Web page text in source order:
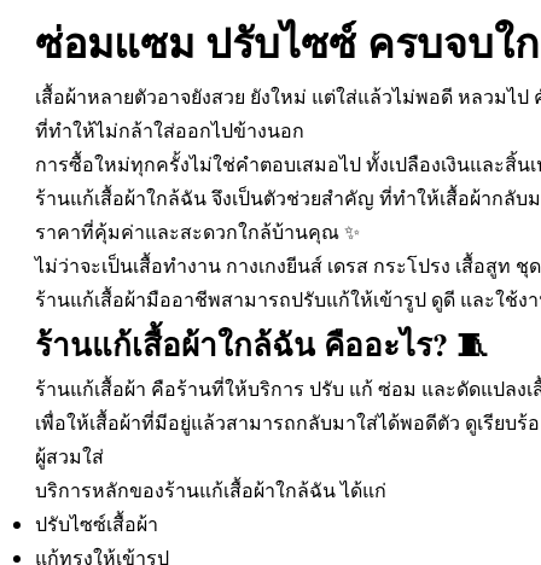
ซ่อมแซม ปรับไซซ์ ครบจบใ
เสื้อผ้าหลายตัวอาจยังสวย ยังใหม่ แต่ใส่แล้วไม่พอดี หลวมไป
ที่ทำให้ไม่กล้าใส่ออกไปข้างนอก
การซื้อใหม่ทุกครั้งไม่ใช่คำตอบเสมอไป ทั้งเปลืองเงินและสิ้น
ร้านแก้เสื้อผ้าใกล้ฉัน จึงเป็นตัวช่วยสำคัญ ที่ทำให้เสื้อผ้ากลับ
ราคาที่คุ้มค่าและสะดวกใกล้บ้านคุณ ✨
ไม่ว่าจะเป็นเสื้อทำงาน กางเกงยีนส์ เดรส กระโปรง เสื้อสูท
ร้านแก้เสื้อผ้ามืออาชีพสามารถปรับแก้ให้เข้ารูป ดูดี และใช้ง
ร้านแก้เสื้อผ้าใกล้ฉัน คืออะไร? 🧵
ร้านแก้เสื้อผ้า คือร้านที่ให้บริการ ปรับ แก้ ซ่อม และดัดแปลงเ
เพื่อให้เสื้อผ้าที่มีอยู่แล้วสามารถกลับมาใส่ได้พอดีตัว ดูเรียบร้
ผู้สวมใส่
บริการหลักของร้านแก้เสื้อผ้าใกล้ฉัน ได้แก่
ปรับไซซ์เสื้อผ้า
แก้ทรงให้เข้ารูป